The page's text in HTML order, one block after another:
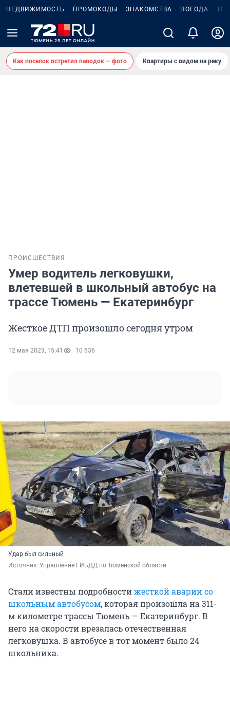
НЕДВИЖИМОСТЬ ПРОМОКОДЫ ЗНАКОМСТВА ПОГОДА
Как поселок встретил паводок — фото Квартиры с видом на реку
ПРОИСШЕСТВИЯ
Умер водитель легковушки,
влетевшей в школьный автобус на
трассе Тюмень — Екатеринбург
Жесткое ДТП произошло сегодня утром
12 мая 2023, 15:41 10 636
Удар был сильный
Источник: Управление ГИБДД по Тюменской области
Стали известны подробностижесткой аварии со
школьным автобусом, которая произошла на 311-
м километре трассы Тюмень — Екатеринбург. В
него на скорости врезалась отечественная
легковушка. В автобусе в тот момент было 24
школьника.